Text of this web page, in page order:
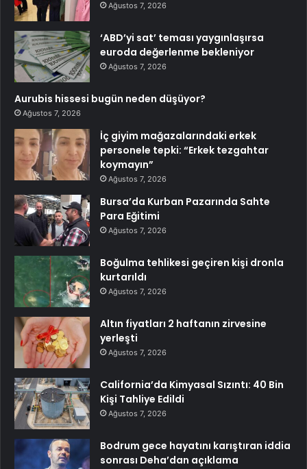
Ağustos 7, 2026
‘ABD’yi sat’ teması yaygınlaşırsa
euroda değerlenme bekleniyor
Ağustos 7, 2026
Aurubis hissesi bugün neden düşüyor?
Ağustos 7, 2026
İç giyim mağazalarındaki erkek
personele tepki: “Erkek tezgahtar
koymayın”
Ağustos 7, 2026
Bursa’da Kurban Pazarında Sahte
Para Eğitimi
Ağustos 7, 2026
Boğulma tehlikesi geçiren kişi dronla
kurtarıldı
Ağustos 7, 2026
Altın fiyatları 2 haftanın zirvesine
yerleşti
Ağustos 7, 2026
California’da Kimyasal Sızıntı: 40 Bin
Kişi Tahliye Edildi
Ağustos 7, 2026
Bodrum gece hayatını karıştıran iddia
sonrası Deha’dan açıklama